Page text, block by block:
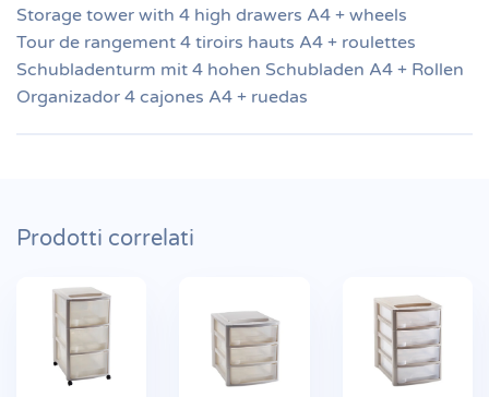
Storage tower with 4 high drawers A4 + wheels
Tour de rangement 4 tiroirs hauts A4 + roulettes
Schubladenturm mit 4 hohen Schubladen A4 + Rollen
Organizador 4 cajones A4 + ruedas
Prodotti correlati